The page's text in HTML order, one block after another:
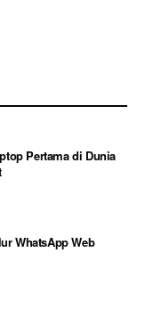
Pertama di Dunia
WhatsApp Web